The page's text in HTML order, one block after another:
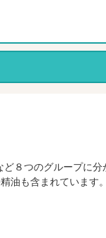
８つのグループに分
油も含まれています